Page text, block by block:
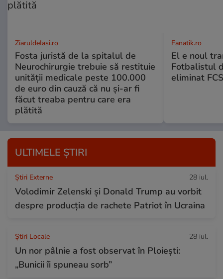
ZiaruldeIasi.ro
Fosta juristă de la spitalul de
Neurochirurgie trebuie să restituie
unității medicale peste 100.000
de euro din cauză că nu și-ar fi
făcut treaba pentru care era
plătită
Fanatik.ro
El e noul
Fotbalistul
eliminat
ULTIMELE ȘTIRI
Știri Externe 28 iul.
Volodimir Zelenski și Donald Trump au vorbit
despre producția de rachete Patriot în Ucraina
Știri Locale 28 iul.
Un nor pâlnie a fost observat în Ploiești:
„Bunicii îi spuneau sorb”